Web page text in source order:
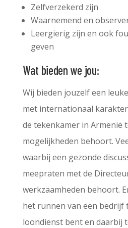
Zelfverzekerd zijn
Waarnemend en
Leergierig zijn en ook
geven
Wat bieden we jou:
Wij bieden jouzelf een
met internationaal
de tekenkamer in Armenië
mogelijkheden behoort.
waarbij een gezonde
meepraten met de
werkzaamheden behoort.
het runnen van een bedrijf
loondienst bent en daarbij